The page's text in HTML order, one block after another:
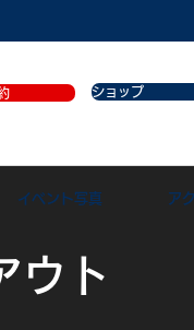
イベント写真 ア
ショップ
ウト